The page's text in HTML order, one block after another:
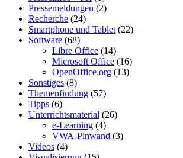
Pressemeldungen (2)
Recherche (24)
Smartphone und Tablet(22)
Software (68)
Libre Office (14)
Microsoft Office (16)
OpenOffice.org (13)
Sonstiges (8)
Themenfindung (57)
Tipps (6)
Unterrichtsmaterial (26)
e-Learning (4)
VWA-Pinwand (3)
Videos (4)